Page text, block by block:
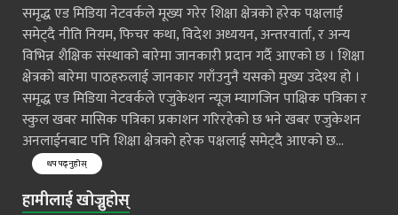
समृद्ध एड मिडिया नेटवर्कले मूख्य गरेर शिक्षा क्षेत्रको हरेक पक्षलाई
समेट्दै नीति नियम, फिचर कथा, विदेश अध्ययन, अन्तरवार्ता, र अन्य
विभिन्न शैक्षिक संस्थाको बारेमा जानकारी प्रदान गर्दै आएको छ । शिक्षा
क्षेत्रको बारेमा पाठहरुलाई जानकार गराँउनुनै यसको मुख्य उदेश्य हो ।
समृद्ध एड मिडिया नेटवर्कले एजुकेशन न्यूज म्यागजिन पाक्षिक पत्रिका र
स्कुल खबर मासिक पत्रिका प्रकाशन गरिरहेको छ भने खबर एजुकेशन
अनलाईनबाट पनि शिक्षा क्षेत्रको हरेक पक्षलाई समेट्दै आएको छ...
थप पढ्नुहोस्
हामीलाई खोज्नुहोस्